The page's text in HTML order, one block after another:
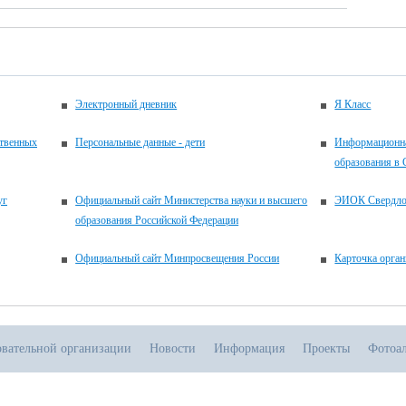
Электронный дневник Я Класс
Персональные данные - дети
образования в
Официальный сайт Министерства науки и высшего
образования Российской Федерации
ЭИОК
Официальный сайт Минпросвещения России Карточка
организации Новости Информация Проекты